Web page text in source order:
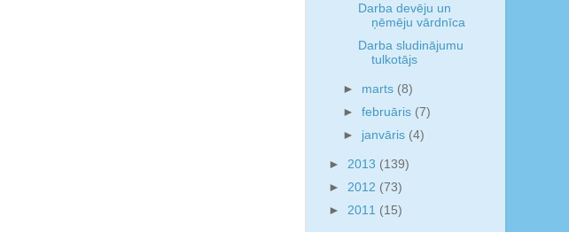
Darba devēju un
ņēmēju vārdnīca
Darba sludinājumu
tulkotājs
► marts (8)
►februāris (7)
► janvāris (4)
► 2013 (139)
► 2012 (73)
► 2011 (15)